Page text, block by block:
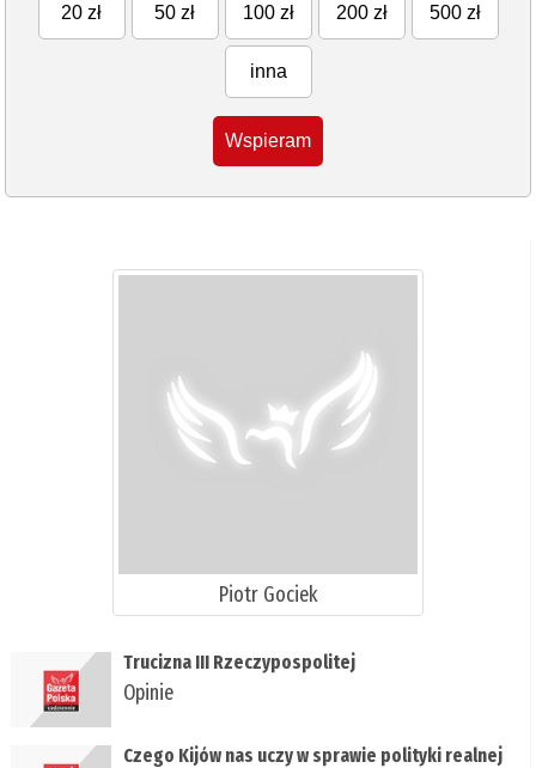
20 zł 50 zł 100 zł 200 zł 500 zł
inna
Wspieram
Piotr Gociek
Trucizna III Rzeczypospolitej
Opinie
Czego Kijów nas uczy w sprawie polityki realnej